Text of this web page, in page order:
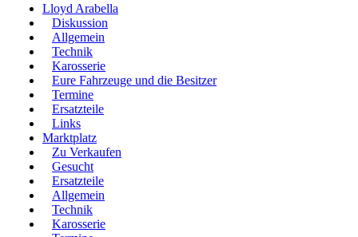
Lloyd Arabella
Diskussion
Allgemein
Technik
Karosserie
Eure Fahrzeuge und die Besitzer
Termine
Ersatzteile
Links
Marktplatz
Zu Verkaufen
Gesucht
Ersatzteile
Allgemein
Technik
Karosserie